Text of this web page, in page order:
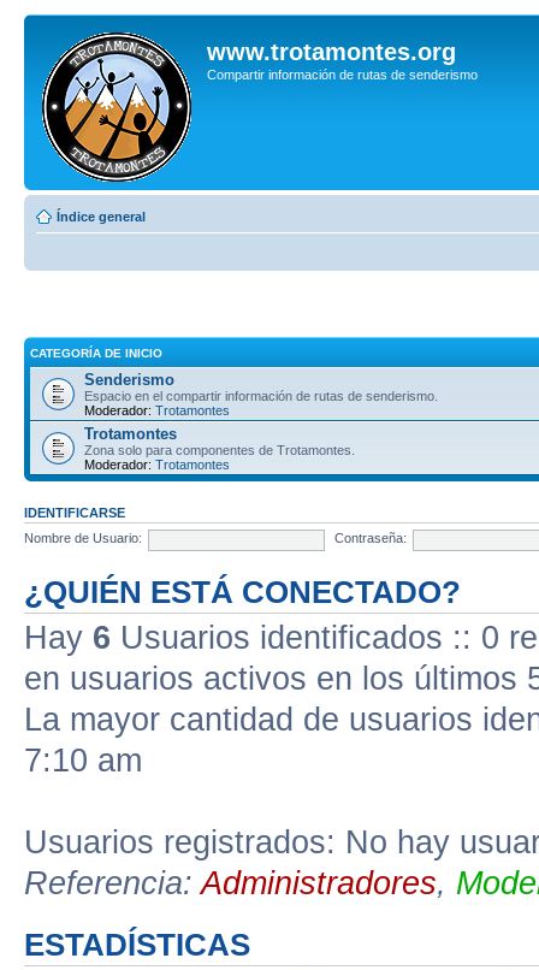
www.trotamontes.org
Compartir información de rutas de senderismo
Índice general
CATEGORÍA DE INICIO
Senderismo
Espacio en el compartir información de rutas de senderismo.
Moderador: Trotamontes
Trotamontes
Zona solo para componentes de Trotamontes.
Moderador: Trotamontes
IDENTIFICARSE
Nombre de Usuario:
Contraseña:
¿QUIÉN ESTÁ CONECTADO?
Hay 6 Usuarios identificados :: 0
en usuarios activos en los últimos
La mayor cantidad de usuarios
7:10 am
Usuarios registrados: No hay
Referencia:Administradores,
ESTADÍSTICAS